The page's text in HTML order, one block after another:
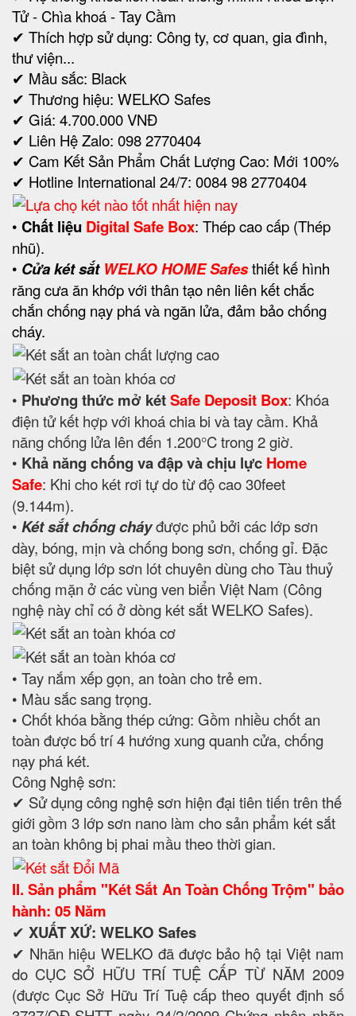
Tử - Chìa khoá - Tay Cầm
✔ Thích hợp sử dụng: Công ty, cơ quan, gia đình,
thư viện...
✔ Mầu sắc: Black
✔ Thương hiệu: WELKO Safes
✔ Giá: 4.700.000 VNĐ
✔ Liên Hệ Zalo: 098 2770404
✔ Cam Kết Sản Phẩm Chất Lượng Cao: Mới 100%
✔ Hotline International 24/7: 0084 98 2770404
• Chất liệu Digital Safe Box: Thép cao cấp (Thép
nhũ).
• Cửa két sắt WELKO HOME Safesthiết kế hình
răng cưa ăn khớp với thân tạo nên liên kết chắc
chắn chống nạy phá và ngăn lửa, đảm bảo chống
cháy.
• Phương thức mở kétSafe Deposit Box: Khóa
điện tử kết hợp với khoá chia bi và tay cầm. Khả
năng chống lửa lên đến 1.200°C trong 2 giờ.
• Khả năng chống va đập và chịu lực Home
Safe: Khi cho két rơi tự do từ độ cao 30feet
(9.144m).
• Két sắt chống cháyđược phủ bởi các lớp sơn
dày, bóng, mịn và chống bong sơn, chống gỉ. Đặc
biệt sử dụng lớp sơn lót chuyên dùng cho Tàu thuỷ
chống mặn ở các vùng ven biển Việt Nam (Công
nghệ này chỉ có ở dòng két sắt WELKO Safes).
• Tay nắm xếp gọn, an toàn cho trẻ em.
• Màu sắc sang trọng.
• Chốt khóa bằng thép cứng: Gồm nhiều chốt an
toàn được bố trí 4 hướng xung quanh cửa, chống
nạy phá két.
Công Nghệ sơn:
✔ Sử dụng công nghệ sơn hiện đại tiên tiến trên thế
giới gồm 3 lớp sơn nano làm cho sản phẩm két sắt
an toàn không bị phai mầu theo thời gian.
II. Sản phẩm "Két Sắt An Toàn Chống Trộm" bảo
hành: 05 Năm
✔ XUẤT XỨ: WELKO Safes
✔ Nhãn hiệu WELKO đã được bảo hộ tại Việt nam
do CỤC SỞ HỮU TRÍ TUỆ CẤP TỪ NĂM 2009
(được Cục Sở Hữu Trí Tuệ cấp theo quyết định số